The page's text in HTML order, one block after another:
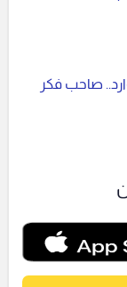
صاحب فكر